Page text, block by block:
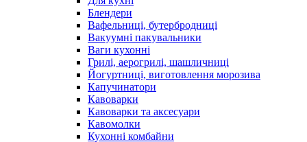
Блендери
Вафельниці, бутербродниці
Вакуумні пакувальники
Ваги кухонні
Грилі, аерогрилі, шашличниці
Йогуртниці, виготовлення морозива
Капучинатори
Кавоварки
Кавоварки та аксесуари
Кавомолки
Кухонні комбайни